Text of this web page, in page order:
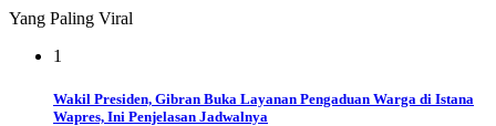
Yang Paling Viral
1
Wakil Presiden, Gibran Buka Layanan Pengaduan Warga di Istana
Wapres, Ini Penjelasan Jadwalnya